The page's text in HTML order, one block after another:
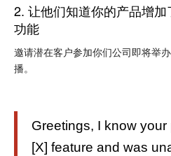
2. 让他们知道你的产品增
功能
邀请潜在客户参加你们公司即将举
播。
Greetings, I know
[X] feature and was